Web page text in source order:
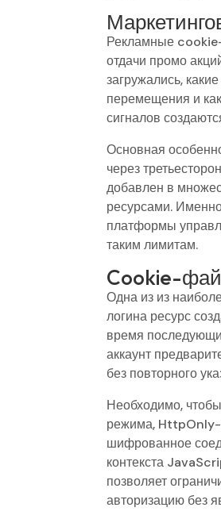
Рекламные
отдачи промо
загружались,
перемещения и
сигналов
Основная
через
добавлен в
ресурсами.
платформы
таким лимитам.
Cookie-
Одна из из
логина ресурс
время
аккаунт
без повторного
Необходимо,
режима, HttpOnly-
шифрованное
контекста
позволяет
авторизацию без